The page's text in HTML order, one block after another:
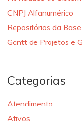
CNPJ Alfanumérico
Repositórios da
Gantt de Projetos e
Categorias
Atendimento
Ativos